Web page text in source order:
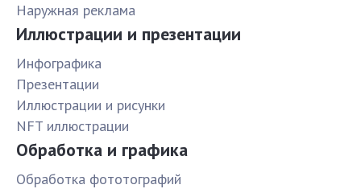
Наружная реклама
Иллюстрации и презентации
Инфографика
Презентации
Иллюстрации и рисунки
NFT иллюстрации
Обработка и графика
Обработка фототографий